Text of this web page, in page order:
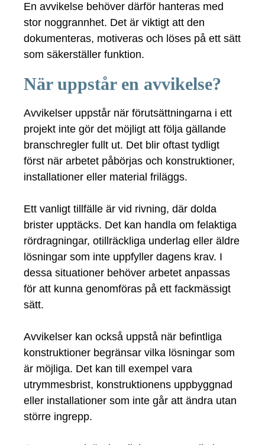
En avvikelse behöver därför hanteras med
stor noggrannhet. Det är viktigt att den
dokumenteras, motiveras och löses på ett sätt
som säkerställer funktion.
När uppstår en avvikelse?
Avvikelser uppstår när förutsättningarna i ett
projekt inte gör det möjligt att följa gällande
branschregler fullt ut. Det blir oftast tydligt
först när arbetet påbörjas och konstruktioner,
installationer eller material friläggs.
Ett vanligt tillfälle är vid rivning, där dolda
brister upptäcks. Det kan handla om felaktiga
rördragningar, otillräckliga underlag eller äldre
lösningar som inte uppfyller dagens krav. I
dessa situationer behöver arbetet anpassas
för att kunna genomföras på ett fackmässigt
sätt.
Avvikelser kan också uppstå när befintliga
konstruktioner begränsar vilka lösningar som
är möjliga. Det kan till exempel vara
utrymmesbrist, konstruktionens uppbyggnad
eller installationer som inte går att ändra utan
större ingrepp.